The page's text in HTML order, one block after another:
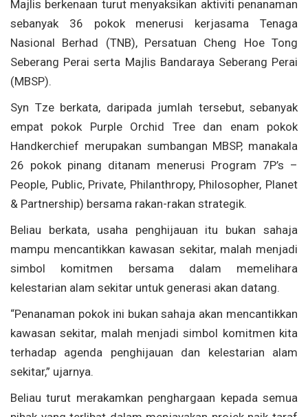
Majlis berkenaan turut menyaksikan aktiviti penanaman
sebanyak 36 pokok menerusi kerjasama Tenaga
Nasional Berhad (TNB), Persatuan Cheng Hoe Tong
Seberang Perai serta Majlis Bandaraya Seberang Perai
(MBSP).
Syn Tze berkata, daripada jumlah tersebut, sebanyak
empat pokok Purple Orchid Tree dan enam pokok
Handkerchief merupakan sumbangan MBSP, manakala
26 pokok pinang ditanam menerusi Program 7P’s –
People, Public, Private, Philanthropy, Philosopher, Planet
& Partnership) bersama rakan-rakan strategik.
Beliau berkata, usaha penghijauan itu bukan sahaja
mampu mencantikkan kawasan sekitar, malah menjadi
simbol komitmen bersama dalam memelihara
kelestarian alam sekitar untuk generasi akan datang.
“Penanaman pokok ini bukan sahaja akan mencantikkan
kawasan sekitar, malah menjadi simbol komitmen kita
terhadap agenda penghijauan dan kelestarian alam
sekitar,” ujarnya.
Beliau turut merakamkan penghargaan kepada semua